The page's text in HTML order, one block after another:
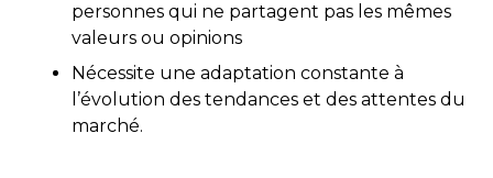
personnes qui ne partagent pas les mêmes
valeurs ou opinions
Nécessite une adaptation constante à
l’évolution des tendances et des attentes du
marché.